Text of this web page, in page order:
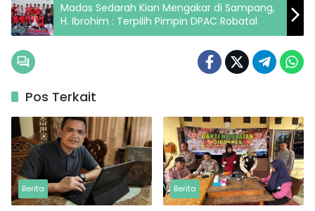
Madas Sedarah Kian Mengakar di Sampang,
H. Ibrohim : Terpilih Pimpin DPAC Robatal
Pos Terkait
Berita Berita